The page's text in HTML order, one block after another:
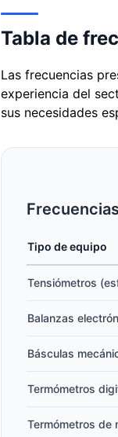
Tabla de
Las frecuencias
experiencia del
sus necesidades
Tipo de equipo
Tensiómetros
Balanzas
Básculas
Termómetros
Termómetros de